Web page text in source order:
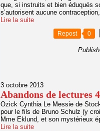
que, si instruits et bien éduqués
s’autorisent aucune
Lire la suite
Repost 0
3 octobre 2013
Abandons de lectures 4
Ozick Cynthia Le Messie de
pour le fils de Bruno Schulz (y
Mme Eklund, et son mystérieux
Lire la suite